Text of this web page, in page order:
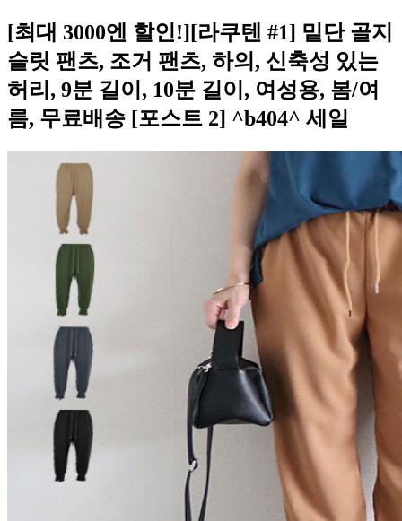
[최대 3000엔 할인!][라쿠텐 #1] 밑단 골지
슬릿 팬츠, 조거 팬츠, 하의, 신축성 있는
허리, 9분 길이, 10분 길이, 여성용, 봄/여
름, 무료배송 [포스트 2] ^b404^ 세일